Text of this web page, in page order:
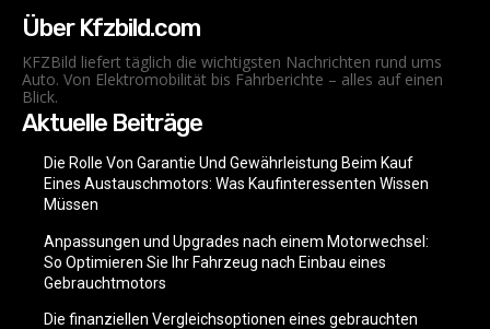
Über Kfzbild.com
KFZBild liefert täglich die wichtigsten Nachrichten rund ums
Auto. Von Elektromobilität bis Fahrberichte – alles auf einen
Blick.
Aktuelle Beiträge
Die Rolle Von Garantie Und Gewährleistung Beim Kauf
Eines Austauschmotors: Was Kaufinteressenten Wissen
Müssen
Anpassungen und Upgrades nach einem Motorwechsel:
So Optimieren Sie Ihr Fahrzeug nach Einbau eines
Gebrauchtmotors
Die finanziellen Vergleichsoptionen eines gebrauchten